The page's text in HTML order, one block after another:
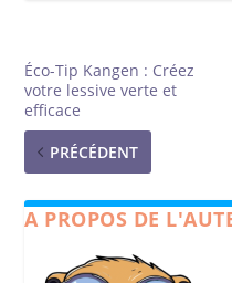
Éco-Tip Kangen : Créez
votre lessive verte et
efficace
PRÉCÉDENT
A PROPOS DE